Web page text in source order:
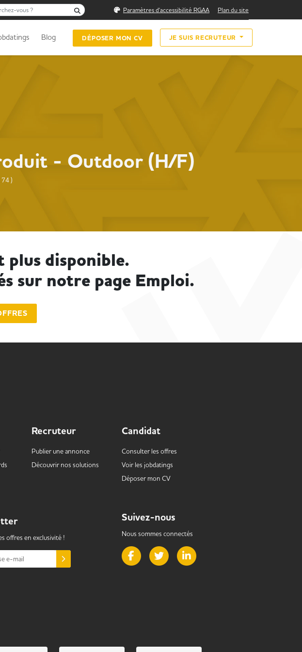
vous ? Rechercher Paramètres d'accessibilité RGAA Plan du site
Blog DÉPOSER MON CV JE SUIS RECRUTEUR
- Outdoor (H/F)
74 )
plus disponible.
sur notre page Emploi.
Recruteur
Publier une annonce
Découvrir nos solutions
Candidat
Consulter les offres
Voir les jobdatings
Déposer mon CV
offres en exclusivité !
e-mail
Suivez-nous
Nous sommes connectés
Page Facebook de Handi Alternance
Page Twitter de Handi Alternance